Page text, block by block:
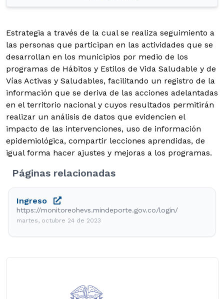
Estrategia a través de la cual se realiza seguimiento a
las personas que participan en las actividades que se
desarrollan en los municipios por medio de los
programas de Hábitos y Estilos de Vida Saludable y de
Vías Activas y Saludables, facilitando un registro de la
información que se deriva de las acciones adelantadas
en el territorio nacional y cuyos resultados permitirán
realizar un análisis de datos que evidencien el
impacto de las intervenciones, uso de información
epidemiológica, compartir lecciones aprendidas, de
igual forma hacer ajustes y mejoras a los programas.
Páginas relacionadas
Ingreso
https://monitoreohevs.mindeporte.gov.co/login/
martes, octubre 24 de 2023